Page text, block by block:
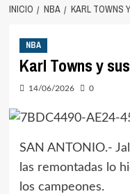
INICIO NBA KARL TOWNS
NBA
Karl Towns y
14/06/2026 0
SAN ANTONIO.-
las remontadas lo
los campeones.